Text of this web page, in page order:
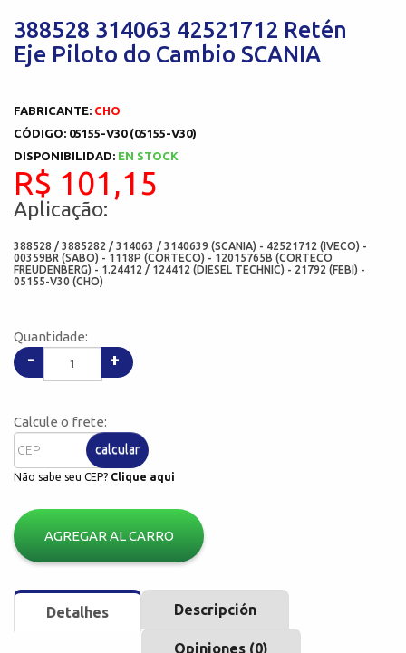
388528 314063 42521712 Retén
Eje Piloto do Cambio SCANIA
FABRICANTE: CHO
CÓDIGO: 05155-V30 (05155-V30)
DISPONIBILIDAD: EN STOCK
R$ 101,15
Aplicação:
388528 / 3885282 / 314063 / 3140639 (SCANIA) - 42521712 (IVECO) -
00359BR (SABO) - 1118P (CORTECO) - 12015765B (CORTECO
FREUDENBERG) - 1.24412 / 124412 (DIESEL TECHNIC) - 21792 (FEBI) -
05155-V30 (CHO)
Quantidade:
- +
Calcule o frete:
calcular
Não sabe seu CEP? Clique aqui
AGREGAR AL CARRO
Detalhes Descripción
Opiniones (0)